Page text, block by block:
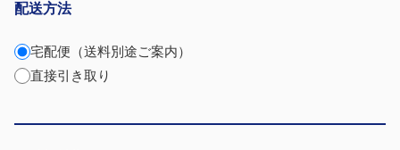
配送方法
宅配便（送料別途ご案内）
直接引き取り